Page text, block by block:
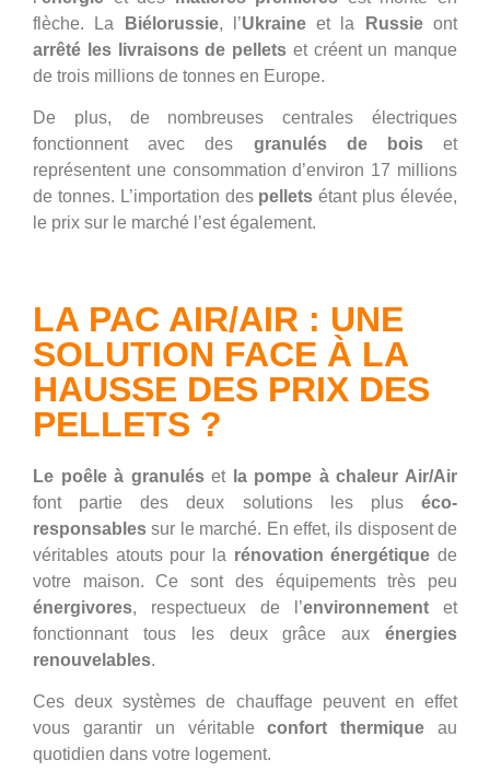
flèche. La
Biélorussie, l’Ukraineet la Russieont
arrêté les livraisons de pellets et créent un manque
de trois millions de tonnes en Europe.
De plus, de nombreuses centrales électriques
fonctionnent avec des granulés de boiset
représentent une consommation d’environ 17 millions
de tonnes. L’importation des pellets étant plus élevée,
le prix sur le marché l’est également.
LA PAC AIR/AIR : UNE
SOLUTION FACE À LA
HAUSSE DES PRIX DES
PELLETS ?
Le poêle à granuléset la pompe à chaleur Air/Air
font partie des deux solutions les plus éco-
responsables sur le marché. En effet, ils disposent de
véritables atouts pour la rénovation énergétique de
votre maison. Ce sont des équipements très peu
énergivores, respectueux de l’environnement et
fonctionnant tous les deux grâce aux énergies
renouvelables.
Ces deux systèmes de chauffage peuvent en effet
vous garantir un véritableconfort thermique au
quotidien dans votre logement.